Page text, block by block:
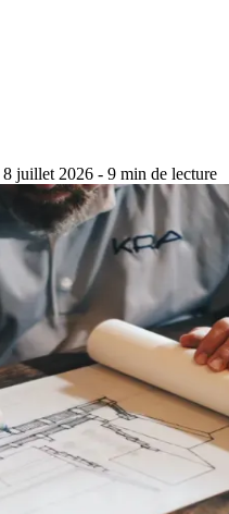
8 juillet 2026 - 9 min de lecture